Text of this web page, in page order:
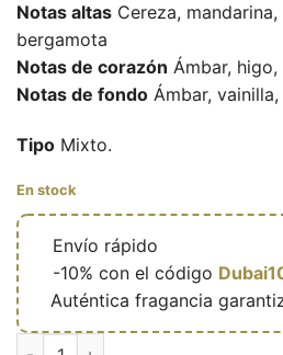
Notas altas Cereza,
bergamota
Notas de corazón Ámbar,
Notas de fondo Ámbar,
Tipo Mixto.
En stock
Envío rápido
-10% con el código
Auténtica fragancia
Bahiya Garnet - Eau de parfum